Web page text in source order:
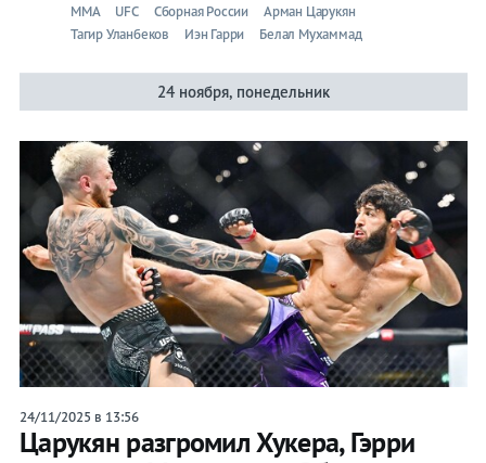
ММА UFC Сборная России
Арман Царукян
Тагир Уланбеков
Иэн Гарри Белал Мухаммад
24 ноября, понедельник
24/11/2025 в 13:56
Царукян разгромил Хукера, Гэрри